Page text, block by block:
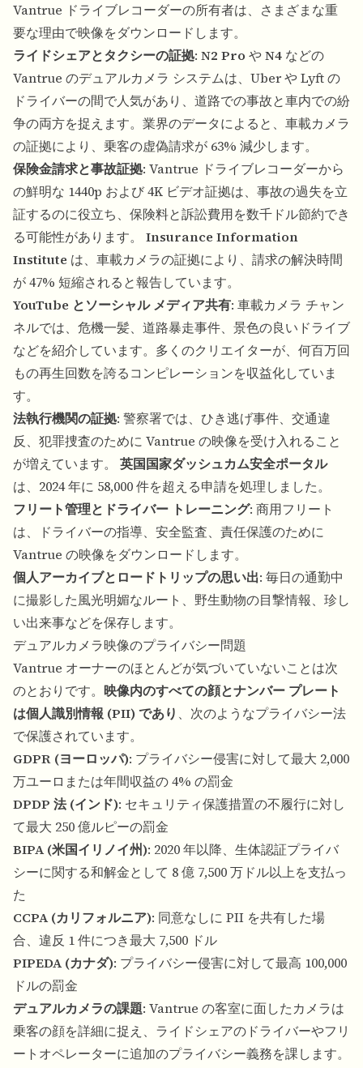
Vantrue ドライブレコーダーの所有者は、さまざまな重
要な理由で映像をダウンロードします。
ライドシェアとタクシーの証拠: N2 Pro やN4 などの
Vantrue のデュアルカメラ システムは、Uber や Lyft の
ドライバーの間で人気があり、道路での事故と車内での紛
争の両方を捉えます。業界のデータによると、車載カメラ
の証拠により、乗客の虚偽請求が 63% 減少します。
保険金請求と事故証拠: Vantrue ドライブレコーダーから
の鮮明な 1440p および 4K ビデオ証拠は、事故の過失を立
証するのに役立ち、保険料と訴訟費用を数千ドル節約でき
る可能性があります。 Insurance Information
Institute は、車載カメラの証拠により、請求の解決時間
が 47% 短縮されると報告しています。
YouTube とソーシャル メディア共有: 車載カメラ チャン
ネルでは、危機一髪、道路暴走事件、景色の良いドライブ
などを紹介しています。多くのクリエイターが、何百万回
もの再生回数を誇るコンピレーションを収益化していま
す。
法執行機関の証拠: 警察署では、ひき逃げ事件、交通違
反、犯罪捜査のために Vantrue の映像を受け入れること
が増えています。 英国国家ダッシュカム安全ポータル
は、2024 年に 58,000 件を超える申請を処理しました。
フリート管理とドライバー トレーニング: 商用フリート
は、ドライバーの指導、安全監査、責任保護のために
Vantrue の映像をダウンロードします。
個人アーカイブとロードトリップの思い出: 毎日の通勤中
に撮影した風光明媚なルート、野生動物の目撃情報、珍し
い出来事などを保存します。
デュアルカメラ映像のプライバシー問題
Vantrue オーナーのほとんどが気づいていないことは次
のとおりです。 映像内のすべての顔とナンバー プレート
は個人識別情報 (PII) であり 、次のようなプライバシー法
で保護されています。
GDPR (ヨーロッパ): プライバシー侵害に対して最大 2,000
万ユーロまたは年間収益の 4% の罰金
DPDP 法 (インド): セキュリティ保護措置の不履行に対し
て最大 250 億ルピーの罰金
BIPA (米国イリノイ州): 2020 年以降、生体認証プライバ
シーに関する和解金として 8 億 7,500 万ドル以上を支払っ
た
CCPA (カリフォルニア): 同意なしに PII を共有した場
合、違反 1 件につき最大 7,500 ドル
PIPEDA (カナダ): プライバシー侵害に対して最高 100,000
ドルの罰金
デュアルカメラの課題: Vantrue の客室に面したカメラは
乗客の顔を詳細に捉え、ライドシェアのドライバーやフリ
ートオペレーターに追加のプライバシー義務を課します。